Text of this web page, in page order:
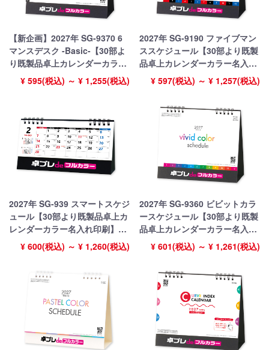
【新企画】2027年 SG-9370 6
マンスデスク -Basic-【30部よ
り既製品卓上カレンダーカラー
名入れ印刷】【卓プレdeフルカ
ラー】搭載
¥ 595(税込) ～ ¥ 1,255(税込)
2027年 SG-9190 ファイブマン
ススケジュール【30部より既製
品卓上カレンダーカラー名入れ
印刷】【卓プレdeフルカラー】
搭載
¥ 597(税込) ～ ¥ 1,257(税込)
2027年 SG-939 スマートスケジ
ュール【30部より既製品卓上カ
レンダーカラー名入れ印刷】
【卓プレdeフルカラー】搭載
¥ 600(税込) ～ ¥ 1,260(税込)
2027年 SG-9360 ビビットカラ
ースケジュール【30部より既製
品卓上カレンダーカラー名入れ
印刷】【卓プレdeフルカラー】
搭載
¥ 601(税込) ～ ¥ 1,261(税込)